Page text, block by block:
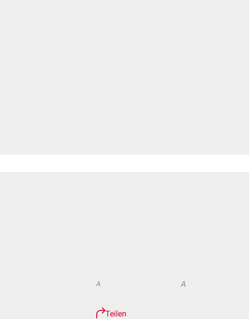
A A
Teilen